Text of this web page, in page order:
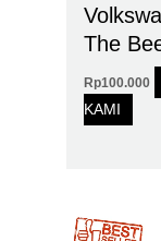
The
Rp100.000
KAMI